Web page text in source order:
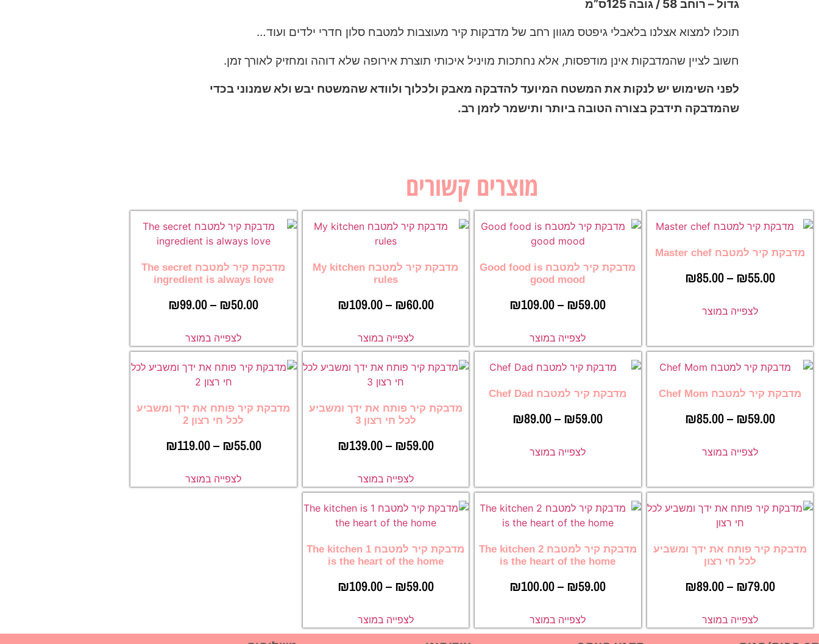
גדול – רוחב 58 / גובה 125ס”מ
תוכלו למצוא אצלנו בלאבלי גיפטס מגוון רחב של מדבקות קיר מעוצבות למטבח סלון חדרי ילדים ועוד…
חשוב לציין שהמדבקות אינן מודפסות, אלא נחתכות מויניל איכותי תוצרת אירופה שלא דוהה ומחזיק לאורך זמן.
לפני השימוש יש לנקות את המשטח המיועד להדבקה מאבק ולכלוך ולוודא שהמשטח יבש ולא שמנוני בכדי
שהמדבקה תידבק בצורה הטובה ביותר ותישמר לזמן רב.
מוצרים קשורים
מדבקת קיר למטבח Master chef
₪55.00
–
₪85.00
לצפייה במוצר
מדבקת קיר למטבח Good food is
good mood
₪59.00
–
₪109.00
לצפייה במוצר
מדבקת קיר למטבח My kitchen
rules
₪60.00
–
₪109.00
לצפייה במוצר
מדבקת קיר למטבח The secret
ingredient is always love
₪50.00
–
₪99.00
לצפייה במוצר
מדבקת קיר למטבח Chef Mom
₪59.00
–
₪85.00
לצפייה במוצר
מדבקת קיר למטבח Chef Dad
₪59.00
–
₪89.00
לצפייה במוצר
מדבקת קיר פותח את ידך ומשביע
לכל חי רצון 3
₪59.00
–
₪139.00
לצפייה במוצר
מדבקת קיר פותח את ידך ומשביע
לכל חי רצון 2
₪55.00
–
₪119.00
לצפייה במוצר
מדבקת קיר פותח את ידך ומשביע
לכל חי רצון
₪79.00
–
₪89.00
לצפייה במוצר
מדבקת קיר למטבח 2 The kitchen
is the heart of the home
₪59.00
–
₪100.00
לצפייה במוצר
מדבקת קיר למטבח 1 The kitchen
is the heart of the home
₪59.00
–
₪109.00
לצפייה במוצר